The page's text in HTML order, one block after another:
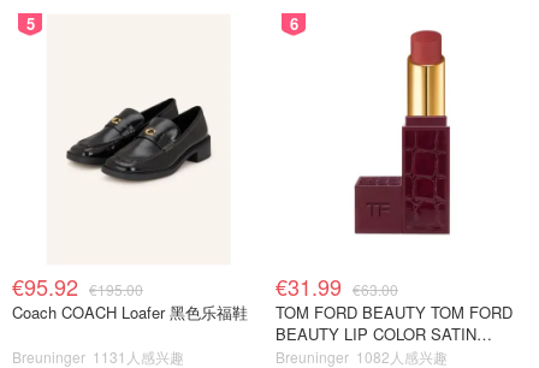
5
€95.92 €195.00
Coach COACH Loafer 黑色乐福鞋
Breuninger 1131人感兴趣
6
€31.99 €63.00
TOM FORD BEAUTY TOM FORD
BEAUTY LIP COLOR SATIN
MATTE 裸玫瑰口红
Breuninger 1082人感兴趣